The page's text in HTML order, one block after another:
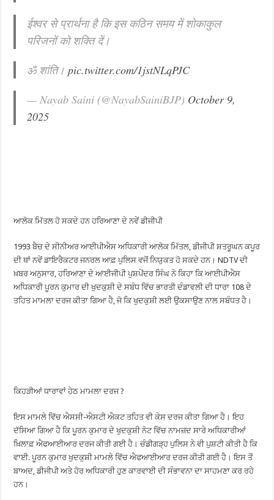
ईश्वर से प्रार्थना है कि इस कठिन समय में शोकाकुल
परिजनों को शक्ति दें।
ॐ शांति।pic.twitter.com/1jstNLqPJC
— Nayab Saini (@NayabSainiBJP) October 9,
2025
ਆਲੋਕ ਮਿੱਤਲ ਹੋ ਸਕਦੇ ਹਨ ਹਰਿਆਣਾ ਦੇ ਨਵੇਂ ਡੀਜੀਪੀ
1993 ਬੈਚ ਦੇ ਸੀਨੀਅਰ ਆਈਪੀਐਸ ਅਧਿਕਾਰੀ ਆਲੋਕ ਮਿੱਤਲ, ਡੀਜੀਪੀ ਸ਼ਤਰੂਘਨ ਕਪੂਰ
ਦੀ ਥਾਂ ਨਵੇਂ ਡਾਇਰੈਕਟਰ ਜਨਰਲ ਆਫ਼ ਪੁਲਿਸ ਵਜੋਂ ਨਿਯੁਕਤ ਹੋ ਸਕਦੇ ਹਨ। NDTV ਦੀ
ਖ਼ਬਰ ਅਨੁਸਾਰ, ਹਰਿਆਣਾ ਦੇ ਆਈਜੀਪੀ ਪੁਸ਼ਪੇਂਦਰ ਸਿੰਘ ਨੇ ਕਿਹਾ ਕਿ ਆਈਪੀਐਸ
ਅਧਿਕਾਰੀ ਪੂਰਨ ਕੁਮਾਰ ਦੀ ਖੁਦਕੁਸ਼ੀ ਦੇ ਸਬੰਧ ਵਿੱਚ ਭਾਰਤੀ ਦੰਡਾਵਲੀ ਦੀ ਧਾਰਾ 108 ਦੇ
ਤਹਿਤ ਮਾਮਲਾ ਦਰਜ ਕੀਤਾ ਗਿਆ ਹੈ, ਜੋ ਕਿ ਖੁਦਕੁਸ਼ੀ ਲਈ ਉਕਸਾਉਣ ਨਾਲ ਸਬੰਧਤ ਹੈ।
ਕਿਹੜੀਆਂ ਧਾਰਾਵਾਂ ਹੇਠ ਮਾਮਲਾ ਦਰਜ ?
ਇਸ ਮਾਮਲੇ ਵਿੱਚ ਐਸਸੀ-ਐਸਟੀ ਐਕਟ ਤਹਿਤ ਵੀ ਕੇਸ ਦਰਜ ਕੀਤਾ ਗਿਆ ਹੈ। ਇਹ
ਦੱਸਿਆ ਗਿਆ ਹੈ ਕਿ ਪੂਰਨ ਕੁਮਾਰ ਦੇ ਖੁਦਕੁਸ਼ੀ ਨੋਟ ਵਿੱਚ ਨਾਮਜ਼ਦ ਸਾਰੇ ਅਧਿਕਾਰੀਆਂ
ਖ਼ਿਲਾਫ਼ ਐਫਆਈਆਰ ਦਰਜ ਕੀਤੀ ਗਈ ਹੈ। ਚੰਡੀਗੜ੍ਹ ਪੁਲਿਸ ਨੇ ਵੀ ਪੁਸ਼ਟੀ ਕੀਤੀ ਹੈ ਕਿ
ਵਾਈ. ਪੂਰਨ ਕੁਮਾਰ ਖੁਦਕੁਸ਼ੀ ਮਾਮਲੇ ਵਿੱਚ ਐਫਆਈਆਰ ਦਰਜ ਕੀਤੀ ਗਈ ਹੈ। ਇਸ ਤੋਂ
ਬਾਅਦ, ਡੀਜੀਪੀ ਅਤੇ ਹੋਰ ਅਧਿਕਾਰੀ ਹੁਣ ਕਾਰਵਾਈ ਦੀ ਸੰਭਾਵਨਾ ਦਾ ਸਾਹਮਣਾ ਕਰ ਰਹੇ
ਹਨ।